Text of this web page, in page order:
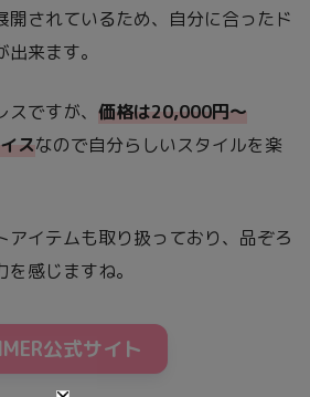
開されているため、自分に合ったド
来ます。
ですが、 価格は20,000円～
スなので自分らしいスタイルを楽
アイテムも取り扱っており、品ぞろ
感じますね。
公式サイト